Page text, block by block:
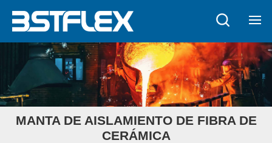
MANTA DE AISLAMIENTO DE FIBRA DE
CERÁMICA